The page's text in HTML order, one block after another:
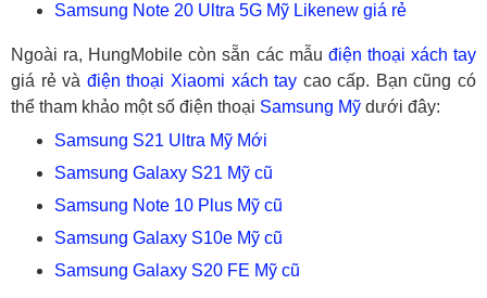
Samsung Note 20 Ultra 5G Mỹ Likenew giá rẻ
Ngoài ra, HungMobile còn sẵn các mẫu điện thoại xách tay
giá rẻ và điện thoại Xiaomi xách tay cao cấp. Bạn cũng có
thể tham khảo một số điện thoại Samsung Mỹ dưới đây:
Samsung S21 Ultra Mỹ Mới
Samsung Galaxy S21 Mỹ cũ
Samsung Note 10 Plus Mỹ cũ
Samsung Galaxy S10e Mỹ cũ
Samsung Galaxy S20 FE Mỹ cũ